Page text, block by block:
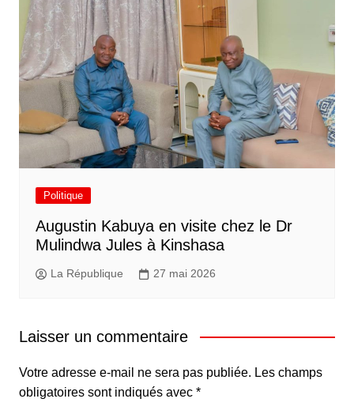
Politique
Augustin Kabuya en visite chez le Dr
Mulindwa Jules à Kinshasa
La République 27 mai 2026
Laisser un commentaire
Votre adresse e-mail ne sera pas publiée. Les champs
obligatoires sont indiqués avec *